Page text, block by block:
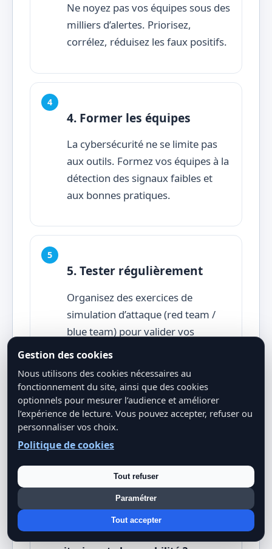
Ne noyez pas vos équipes sous des
milliers d’alertes. Priorisez,
corrélez, réduisez les faux positifs.
4. Former les équipes
La cybersécurité ne se limite pas
aux outils. Formez vos équipes à la
détection des signaux faibles et
aux bonnes pratiques.
5. Tester régulièrement
Organisez des exercices de
simulation d’attaque (red team /
blue team) pour valider vos
processus.
Quelle est la différence entre
Gestion des cookies
Nous utilisons des cookies nécessaires au
fonctionnement du site, ainsi que des cookies
optionnels pour mesurer l’audience et améliorer
l’expérience de lecture. Vous pouvez accepter, refuser ou
personnaliser vos choix.
Politique de cookies
Tout refuser
Paramétrer
Tout accepter